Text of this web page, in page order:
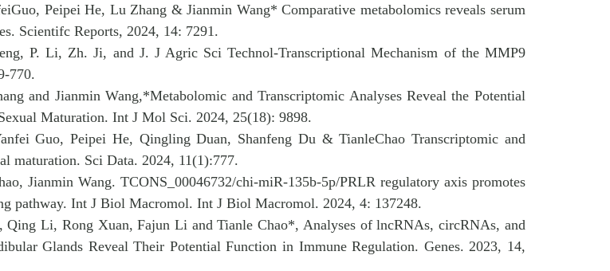
Peipei He, Lu Zhang & Jianmin Wang*Comparative metabolomics reveals serum
. Scientifc Reports, 2024, 14: 7291.
P. Li, Zh. Ji, and J. J Agric Sci Technol-Transcriptional Mechanism of the MMP9
770.
and Jianmin Wang,*Metabolomic and Transcriptomic Analyses Reveal the Potential
Maturation. Int J Mol Sci. 2024, 25(18): 9898.
Guo, Peipei He, Qingling Duan, Shanfeng Du & TianleChaoTranscriptomic and
maturation. Sci Data. 2024, 11(1):777.
Jianmin Wang.TCONS_00046732/chi-miR-135b-5p/PRLR regulatory axis promotes
pathway. Int J Biol Macromol. Int J Biol Macromol. 2024, 4: 137248.
Li, Rong Xuan, Fajun Li and Tianle Chao*, Analyses of lncRNAs, circRNAs, and
Glands Reveal Their Potential Function in Immune Regulation. Genes. 2023, 14,